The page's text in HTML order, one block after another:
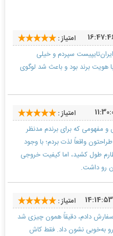
امتیاز :
سپردم و خیلی
هویت برند بود و باعث شد لوگوی
امتیاز :
که برای برندم مدنظر
واقعاً لذت بردم؛ با وجود
طول کشید، اما کیفیت خروجی
رو داشت.
امتیاز :
دادم، دقیقاً همون چیزی شد
به‌خوبی نشون داد. فقط کاش